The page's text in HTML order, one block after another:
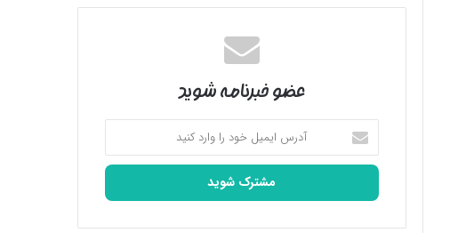
عضو خبرنامه شوید
آدرس
ایمیل
خود
وارد